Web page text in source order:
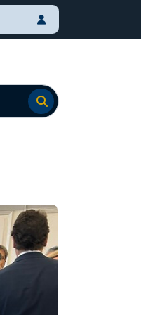
Ir para o resultado